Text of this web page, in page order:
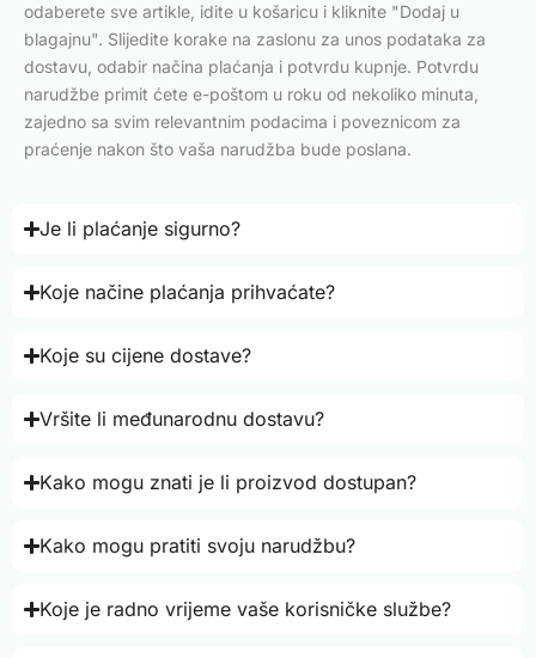
odaberete sve artikle, idite u košaricu i kliknite "Dodaj u
blagajnu". Slijedite korake na zaslonu za unos podataka za
dostavu, odabir načina plaćanja i potvrdu kupnje. Potvrdu
narudžbe primit ćete e-poštom u roku od nekoliko minuta,
zajedno sa svim relevantnim podacima i poveznicom za
praćenje nakon što vaša narudžba bude poslana.
Je li plaćanje sigurno?
Koje načine plaćanja prihvaćate?
Koje su cijene dostave?
Vršite li međunarodnu dostavu?
Kako mogu znati je li proizvod dostupan?
Kako mogu pratiti svoju narudžbu?
Koje je radno vrijeme vaše korisničke službe?